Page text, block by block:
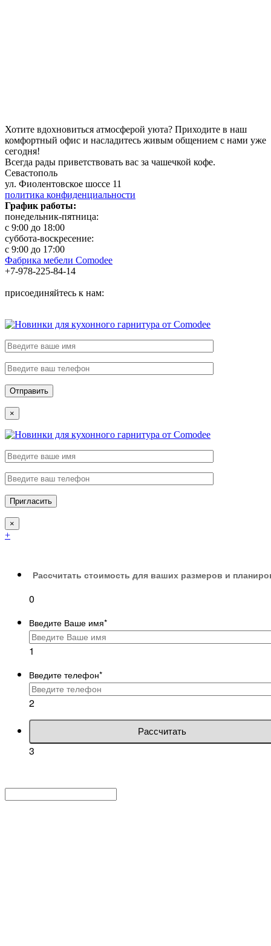
Хотите вдохновиться атмосферой уюта? Приходите в наш
комфортный офис и насладитесь живым общением с нами уже
сегодня!
Всегда рады приветствовать вас за чашечкой кофе.
Севастополь
ул. Фиолентовское шоссе 11
политика конфиденциальности
График работы:
понедельник-пятница:
с 9:00 до 18:00
суббота-воскресение:
с 9:00 до 17:00
Фабрика мебели Comodee
+7-978-225-84-14
присоединяйтесь к нам:
×
×
+
Рассчитать стоимость для ваших размеров и
0
Введите Ваше имя*
1
Введите телефон*
2
Рассчитать
3